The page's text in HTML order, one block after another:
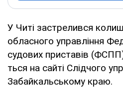
У Читі застрелився
обласного управління
судових приставів
ться на сайті Слідчого
Забайкальському краю.